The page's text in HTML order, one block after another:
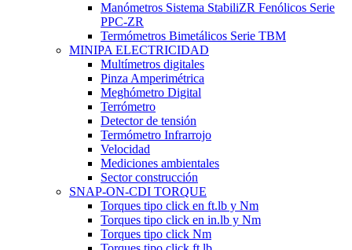
Manómetros Sistema StabiliZR Fenólicos Serie
PPC-ZR
Termómetros Bimetálicos Serie TBM
MINIPA ELECTRICIDAD
Multímetros digitales
Pinza Amperimétrica
Meghómetro Digital
Terrómetro
Detector de tensión
Termómetro Infrarrojo
Velocidad
Mediciones ambientales
Sector construcción
SNAP-ON-CDI TORQUE
Torques tipo click en ft.lb y Nm
Torques tipo click en in.lb y Nm
Torques tipo click Nm